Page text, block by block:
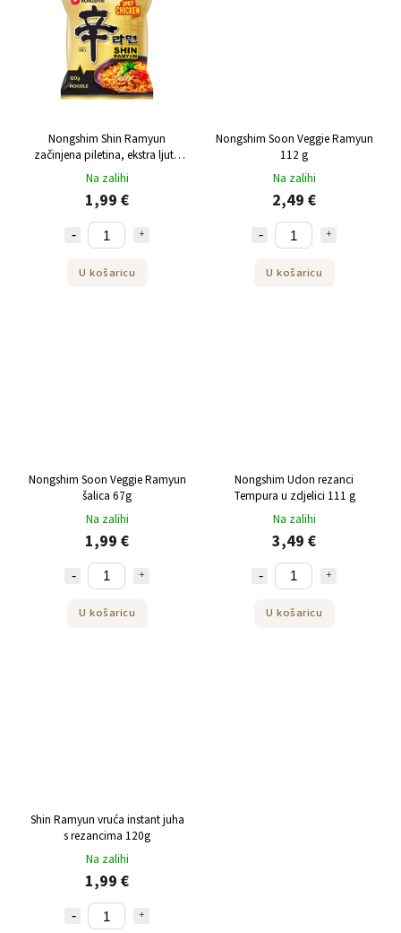
Nongshim Shin Ramyun
začinjena piletina, ekstra ljuta
120 g
Na zalihi
1,99 €
U košaricu
Nongshim Soon Veggie Ramyun
112 g
Na zalihi
2,49 €
U košaricu
Nongshim Soon Veggie Ramyun
šalica 67g
Na zalihi
1,99 €
U košaricu
Nongshim Udon rezanci
Tempura u zdjelici 111 g
Na zalihi
3,49 €
U košaricu
Shin Ramyun vruća instant juha
s rezancima 120g
Na zalihi
1,99 €